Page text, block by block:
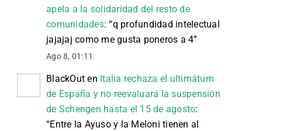
apela a la solidaridad del resto de
comunidades: “q profundidad intelectual
jajajaj como me gusta poneros a 4”
Ago 8, 01:11
BlackOut en Italia rechaza el ultimátum
de España y no reevaluará la suspensión
de Schengen hasta el 15 de agosto:
“Entre la Ayuso y la Meloni tienen al